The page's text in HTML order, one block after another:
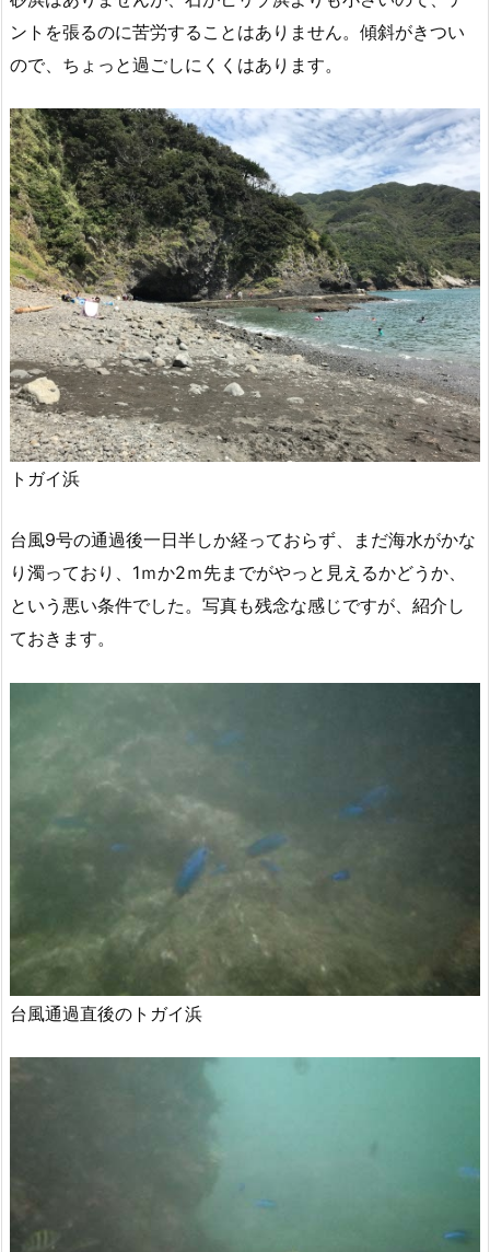
ントを張るのに苦労することはありません。傾斜がきつい
ので、ちょっと過ごしにくくはあります。
トガイ浜
台風9号の通過後一日半しか経っておらず、まだ海水がかな
り濁っており、1ｍか2ｍ先までがやっと見えるかどうか、
という悪い条件でした。写真も残念な感じですが、紹介し
ておきます。
台風通過直後のトガイ浜